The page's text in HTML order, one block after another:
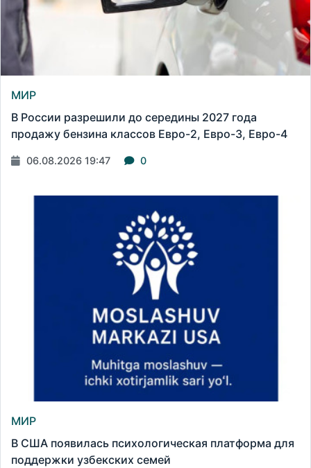
МИР
В России разрешили до середины 2027 года
продажу бензина классов Евро-2, Евро-3, Евро-4
06.08.2026 19:47 0
МИР
В США появилась психологическая платформа для
поддержки узбекских семей